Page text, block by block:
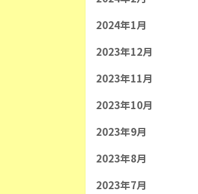
2024年1月
2023年12月
2023年11月
2023年10月
2023年9月
2023年8月
2023年7月